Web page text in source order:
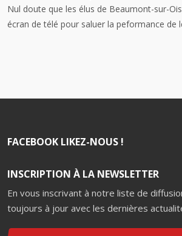
Nul doute que les élus de Beaumont-sur-
écran de télé pour saluer la peformance de
FACEBOOK LIKEZ-NOUS !
INSCRIPTION À LA NEWSLETTER
En vous inscrivant à notre liste de
toujours à jour avec les dernières